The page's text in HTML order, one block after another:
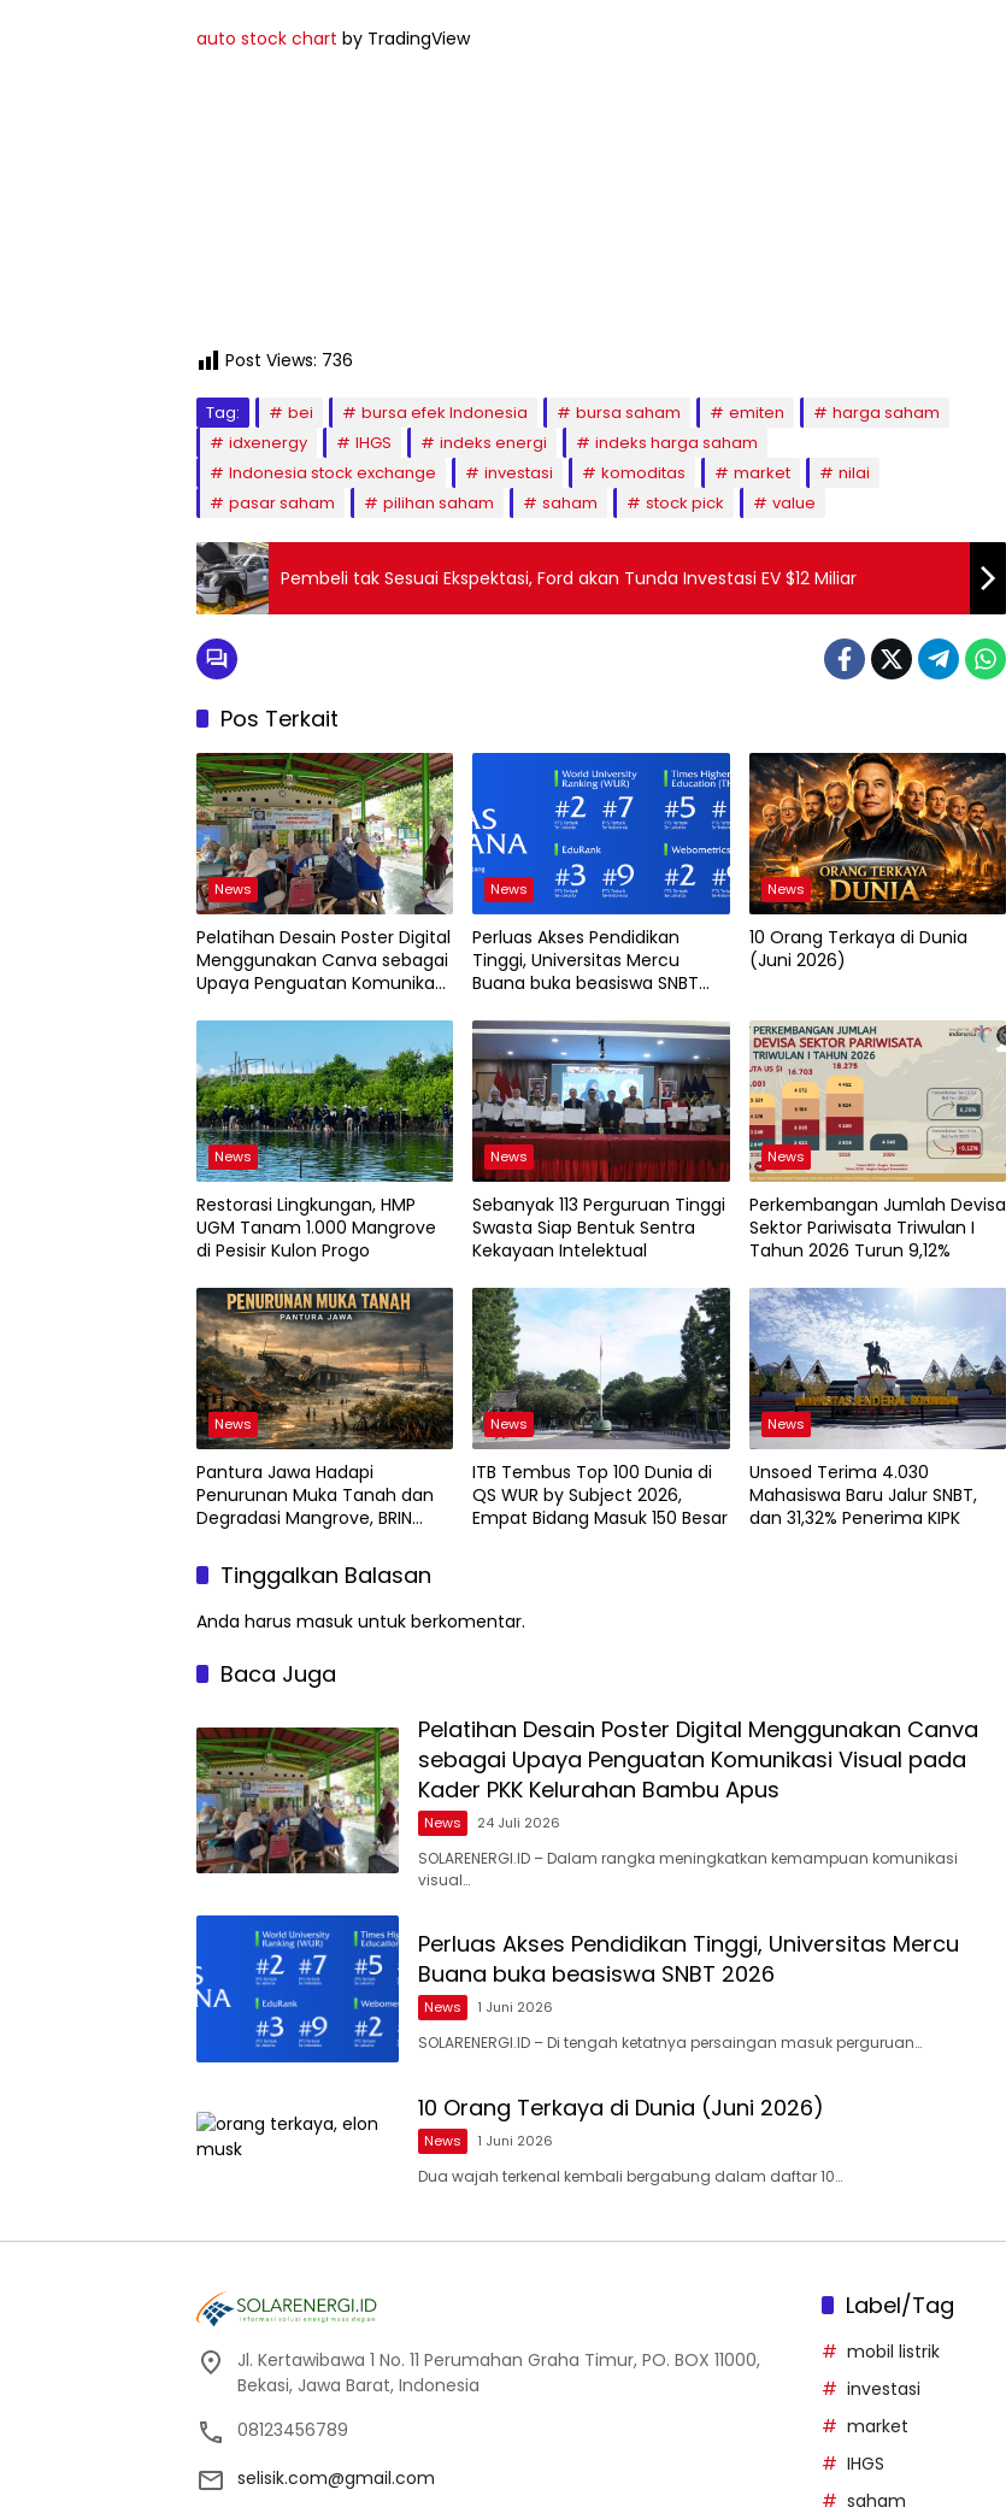
auto stock chart by TradingView
Post Views: 736
Tag: bei bursa efek Indonesia bursa saham emiten
harga saham
idxenergy
IHGS indeks energi
indeks harga saham
Indonesia stock exchange
investasi komoditas market
nilai
pasar saham
pilihan saham saham stock pick value
Pembeli tak Sesuai Ekspektasi, Ford akan Tunda Investasi EV $12 Miliar
Pos Terkait
News
Pelatihan Desain Poster Digital
Menggunakan Canva sebagai
Upaya Penguatan Komunikasi
Kelurahan Bambu Apus
News
Perluas Akses Pendidikan
Tinggi, Universitas Mercu
Buana buka beasiswa SNBT
News
10 Orang Terkaya di Dunia
(Juni 2026)
News
Restorasi Lingkungan, HMP
UGM Tanam 1.000 Mangrove
di Pesisir Kulon Progo
News
Sebanyak 113 Perguruan Tinggi
Swasta Siap Bentuk Sentra
Kekayaan Intelektual
News
Perkembangan Jumlah Devisa
Sektor Pariwisata Triwulan I
Tahun 2026 Turun 9,12%
News
Pantura Jawa Hadapi
Penurunan Muka Tanah dan
Degradasi Mangrove, BRIN
Geospasial
News
ITB Tembus Top 100 Dunia di
QS WUR by Subject 2026,
Empat Bidang Masuk 150 Besar
News
Unsoed Terima 4.030
Mahasiswa Baru Jalur SNBT,
dan 31,32% Penerima KIPK
Tinggalkan Balasan
Anda harus masuk untuk berkomentar.
Baca Juga
Pelatihan Desain Poster Digital Menggunakan Canva
sebagai Upaya Penguatan Komunikasi Visual pada
Kader PKK Kelurahan Bambu Apus
News 24 Juli 2026
SOLARENERGI.ID – Dalam rangka meningkatkan kemampuan komunikasi
visual…
Perluas Akses Pendidikan Tinggi, Universitas Mercu
Buana buka beasiswa SNBT 2026
News 1 Juni 2026
SOLARENERGI.ID – Di tengah ketatnya persaingan masuk perguruan…
10 Orang Terkaya di Dunia (Juni 2026)
News 1 Juni 2026
Dua wajah terkenal kembali bergabung dalam daftar 10…
Jl. Kertawibawa 1 No. 11 Perumahan Graha Timur, PO. BOX 11000,
Bekasi, Jawa Barat, Indonesia
08123456789
selisik.com@gmail.com
Label/Tag
mobil listrik
investasi
market
IHGS
saham